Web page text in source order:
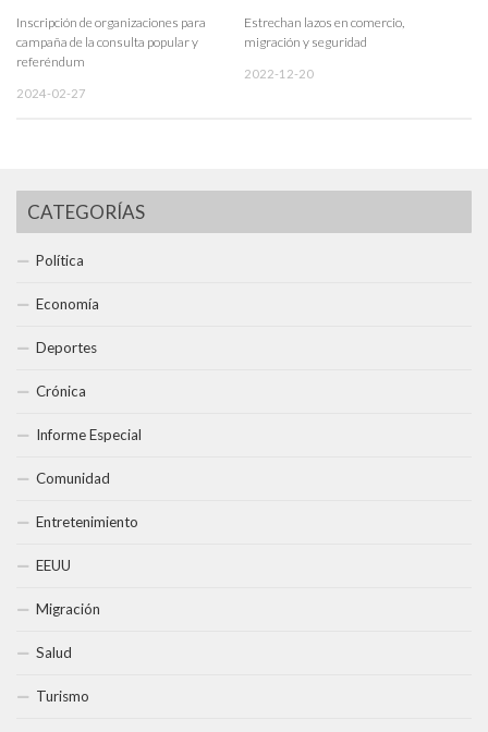
Inscripción de organizaciones para
campaña de la consulta popular y
referéndum
2024-02-27
Estrechan lazos en comercio,
migración y seguridad
2022-12-20
CATEGORÍAS
Política
Economía
Deportes
Crónica
Informe Especial
Comunidad
Entretenimiento
EEUU
Migración
Salud
Turismo